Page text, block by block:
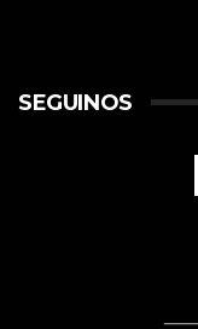
SEGUINOS